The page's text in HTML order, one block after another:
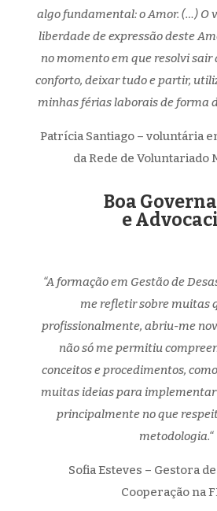
algo fundamental: o Amor. (…) O
liberdade de expressão deste
no momento em que resolvi sair
conforto, deixar tudo e partir,
minhas férias laborais de forma
Patrícia Santiago – voluntária
da Rede de Voluntariado
Boa
e
“A formação em Gestão de
me refletir sobre muitas
profissionalmente, abriu-me
não só me permitiu
conceitos e procedimentos,
muitas ideias para
principalmente no que
metodologia.“
Sofia Esteves – Gestora
Cooperação na